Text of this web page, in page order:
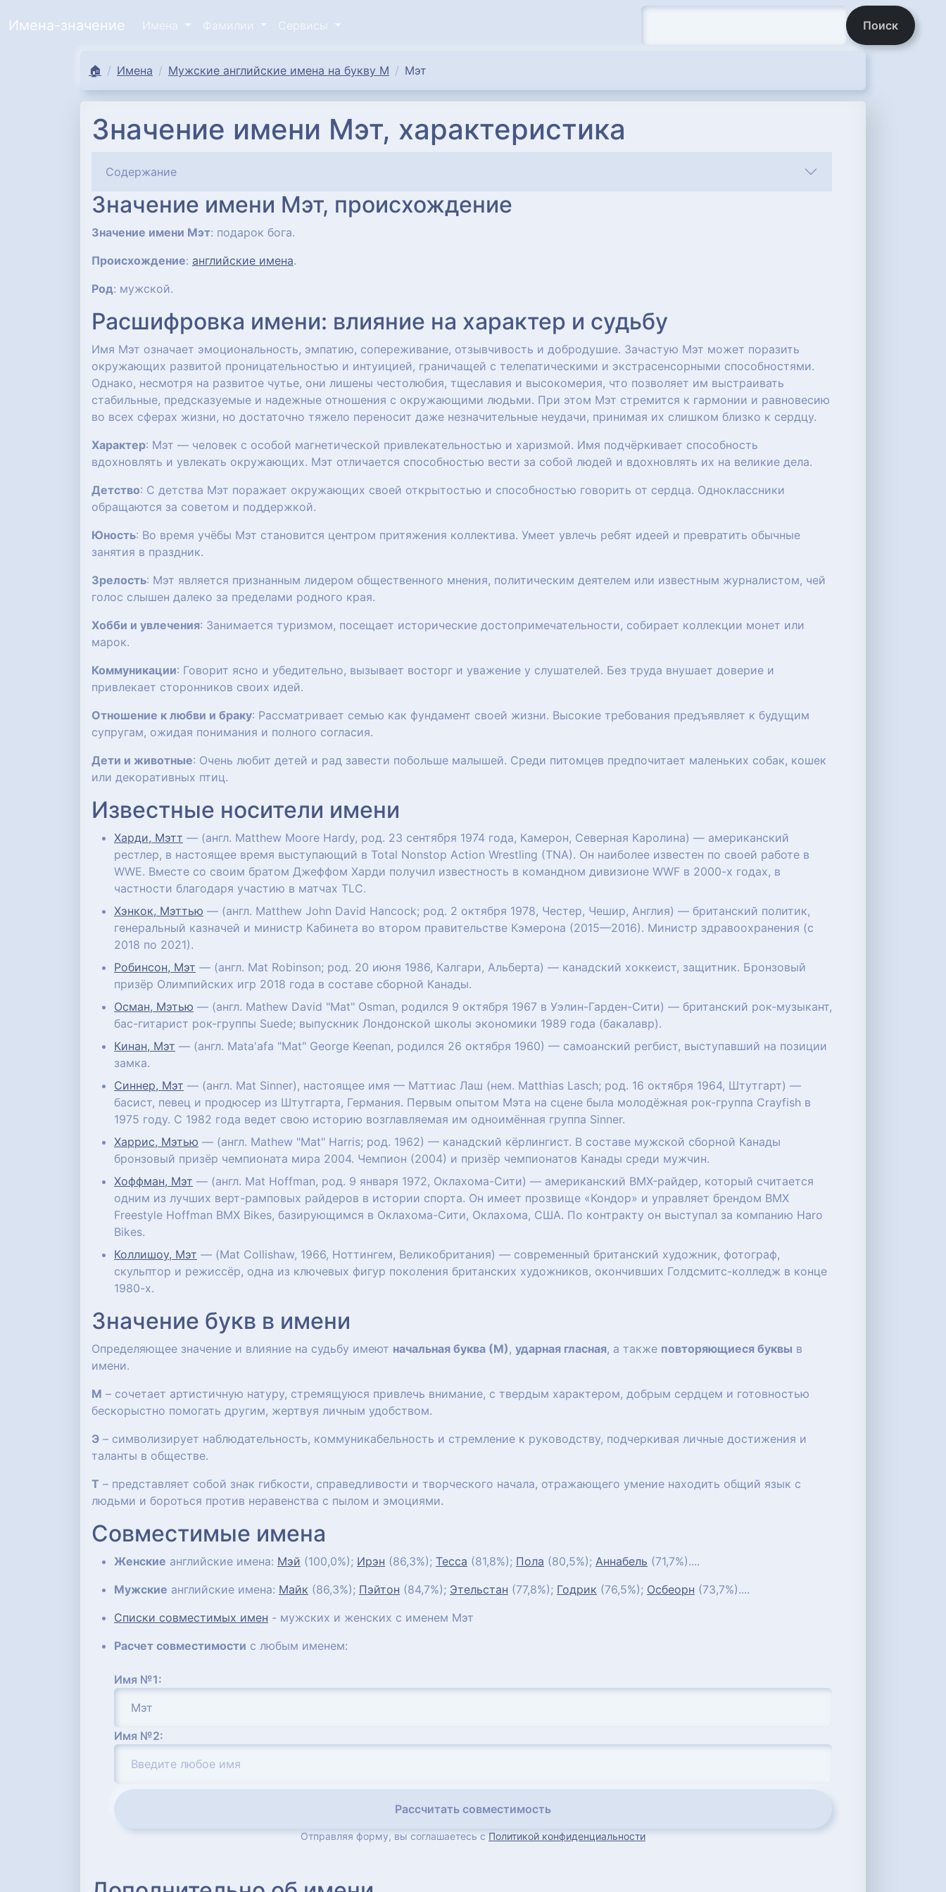
Имена-значение Имена Фамилии Сервисы Поиск
🏠 Имена Мужские английские имена на букву М Мэт
Значение имени Мэт, характеристика
Содержание
Значение имени Мэт, происхождение
Значение имени Мэт: подарок бога.
Происхождение: английские имена.
Род: мужской.
Расшифровка имени: влияние на характер и судьбу
Имя Мэт означает эмоциональность, эмпатию, сопереживание, отзывчивость и добродушие. Зачастую Мэт может поразить
окружающих развитой проницательностью и интуицией, граничащей с телепатическими и экстрасенсорными способностями.
Однако, несмотря на развитое чутье, они лишены честолюбия, тщеславия и высокомерия, что позволяет им выстраивать
стабильные, предсказуемые и надежные отношения с окружающими людьми. При этом Мэт стремится к гармонии и равновесию
во всех сферах жизни, но достаточно тяжело переносит даже незначительные неудачи, принимая их слишком близко к сердцу.
Характер: Мэт — человек с особой магнетической привлекательностью и харизмой. Имя подчёркивает способность
вдохновлять и увлекать окружающих. Мэт отличается способностью вести за собой людей и вдохновлять их на великие дела.
Детство: С детства Мэт поражает окружающих своей открытостью и способностью говорить от сердца. Одноклассники
обращаются за советом и поддержкой.
Юность: Во время учёбы Мэт становится центром притяжения коллектива. Умеет увлечь ребят идеей и превратить обычные
занятия в праздник.
Зрелость: Мэт является признанным лидером общественного мнения, политическим деятелем или известным журналистом, чей
голос слышен далеко за пределами родного края.
Хобби и увлечения: Занимается туризмом, посещает исторические достопримечательности, собирает коллекции монет или
марок.
Коммуникации: Говорит ясно и убедительно, вызывает восторг и уважение у слушателей. Без труда внушает доверие и
привлекает сторонников своих идей.
Отношение к любви и браку: Рассматривает семью как фундамент своей жизни. Высокие требования предъявляет к будущим
супругам, ожидая понимания и полного согласия.
Дети и животные: Очень любит детей и рад завести побольше малышей. Среди питомцев предпочитает маленьких собак, кошек
или декоративных птиц.
Известные носители имени
Харди, Мэтт — (англ. Matthew Moore Hardy, род. 23 сентября 1974 года, Камерон, Северная Каролина) — американский
рестлер, в настоящее время выступающий в Total Nonstop Action Wrestling (TNA). Он наиболее известен по своей работе в
WWE. Вместе со своим братом Джеффом Харди получил известность в командном дивизионе WWF в 2000-х годах, в
частности благодаря участию в матчах TLC.
Хэнкок, Мэттью — (англ. Matthew John David Hancock; род. 2 октября 1978, Честер, Чешир, Англия) — британский политик,
генеральный казначей и министр Кабинета во втором правительстве Кэмерона (2015—2016). Министр здравоохранения (с
2018 по 2021).
Робинсон, Мэт — (англ. Mat Robinson; род. 20 июня 1986, Калгари, Альберта) — канадский хоккеист, защитник. Бронзовый
призёр Олимпийских игр 2018 года в составе сборной Канады.
Осман, Мэтью — (англ. Mathew David "Mat" Osman, родился 9 октября 1967 в Уэлин-Гарден-Сити) — британский рок-музыкант,
бас-гитарист рок-группы Suede; выпускник Лондонской школы экономики 1989 года (бакалавр).
Кинан, Мэт — (англ. Mata'afa "Mat" George Keenan, родился 26 октября 1960) — самоанский регбист, выступавший на позиции
замка.
Синнер, Мэт — (англ. Mat Sinner), настоящее имя — Маттиас Лаш (нем. Matthias Lasch; род. 16 октября 1964, Штутгарт) —
басист, певец и продюсер из Штутгарта, Германия. Первым опытом Мэта на сцене была молодёжная рок-группа Crayfish в
1975 году. С 1982 года ведет свою историю возглавляемая им одноимённая группа Sinner.
Харрис, Мэтью — (англ. Mathew "Mat" Harris; род. 1962) — канадский кёрлингист. В составе мужской сборной Канады
бронзовый призёр чемпионата мира 2004. Чемпион (2004) и призёр чемпионатов Канады среди мужчин.
Хоффман, Мэт — (англ. Mat Hoffman, род. 9 января 1972, Оклахома-Сити) — американский BMX-райдер, который считается
одним из лучших верт-рамповых райдеров в истории спорта. Он имеет прозвище «Кондор» и управляет брендом BMX
Freestyle Hoffman BMX Bikes, базирующимся в Оклахома-Сити, Оклахома, США. По контракту он выступал за компанию Haro
Bikes.
Коллишоу, Мэт — (Mat Collishaw, 1966, Ноттингем, Великобритания) — современный британский художник, фотограф,
скульптор и режиссёр, одна из ключевых фигур поколения британских художников, окончивших Голдсмитс-колледж в конце
1980-х.
Значение букв в имени
Определяющее значение и влияние на судьбу имеют начальная буква (М), ударная гласная, а также повторяющиеся буквы в
имени.
М – сочетает артистичную натуру, стремящуюся привлечь внимание, с твердым характером, добрым сердцем и готовностью
бескорыстно помогать другим, жертвуя личным удобством.
Э – символизирует наблюдательность, коммуникабельность и стремление к руководству, подчеркивая личные достижения и
таланты в обществе.
Т – представляет собой знак гибкости, справедливости и творческого начала, отражающего умение находить общий язык с
людьми и бороться против неравенства с пылом и эмоциями.
Совместимые имена
Женские английские имена: Мэй (100,0%); Ирэн (86,3%); Тесса (81,8%); Пола (80,5%); Аннабель (71,7%)....
Мужские английские имена: Майк (86,3%); Пэйтон (84,7%); Этельстан (77,8%); Годрик (76,5%); Осбеорн (73,7%)....
Списки совместимых имен - мужских и женских с именем Мэт
Расчет совместимости с любым именем:
Имя №1:
Имя №2:
Рассчитать совместимость
Отправляя форму, вы соглашаетесь с Политикой конфиденциальности